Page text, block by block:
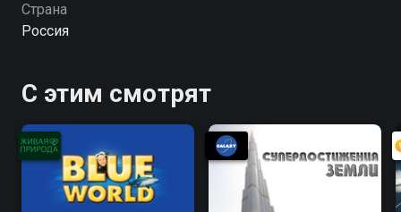
Страна
Россия
С этим смотрят